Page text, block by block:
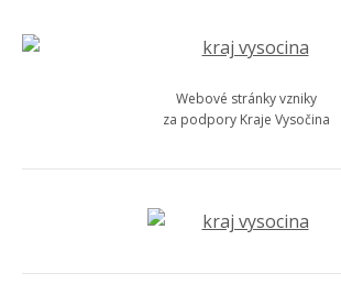
Webové stránky vzniky
za podpory Kraje Vysočina